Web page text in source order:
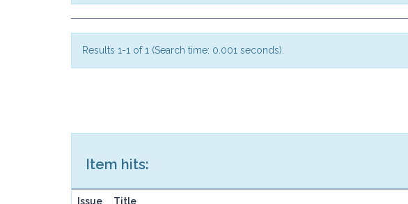
Results 1-1 of 1 (Search time: 0.001 seconds).
Item hits:
Issue Title